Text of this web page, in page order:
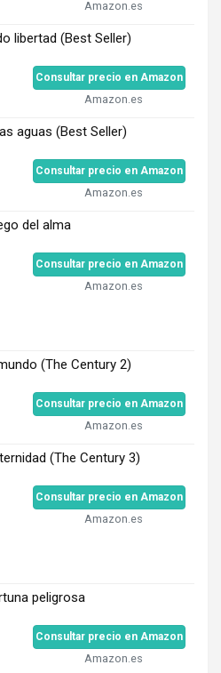
Amazon.es
libertad (Best Seller)
Consultar precio en Amazon
Amazon.es
aguas (Best Seller)
Consultar precio en Amazon
Amazon.es
del alma
Consultar precio en Amazon
Amazon.es
(The Century 2)
Consultar precio en Amazon
Amazon.es
(The Century 3)
Consultar precio en Amazon
Amazon.es
peligrosa
Consultar precio en Amazon
Amazon.es